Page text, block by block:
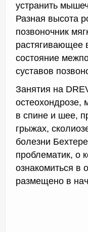
устранить
Разная высота
позвоночник
растягивающее
состояние
суставов
Занятия на
в спине и шее,
грыжах,
болезни
проблематик, о
ознакомиться в
размещено в